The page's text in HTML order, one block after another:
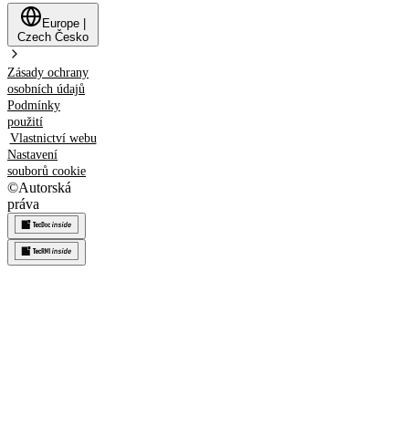
Europe
Czech Česko
Zásady ochrany
osobních údajů
Podmínky
použití
Vlastnictví webu
Nastavení
souborů cookie
©Autorská
práva